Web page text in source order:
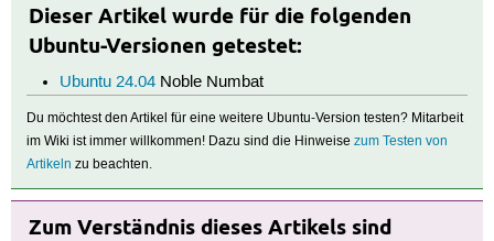
Dieser Artikel wurde für die folgenden
Ubuntu-Versionen getestet:
Ubuntu 24.04Noble Numbat
Du möchtest den Artikel für eine weitere Ubuntu-Version testen? Mitarbeit
im Wiki ist immer willkommen! Dazu sind die Hinweisezum Testen von
Artikeln zu beachten.
Zum Verständnis dieses Artikels sind